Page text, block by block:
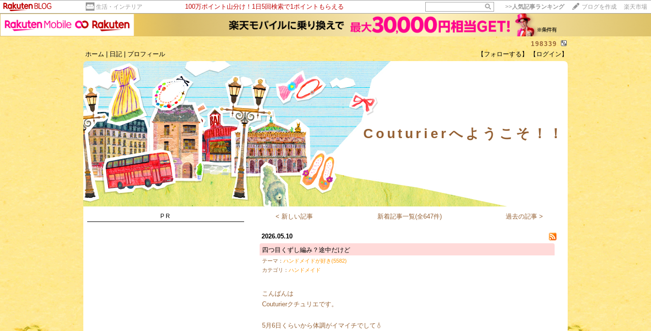
生活・インテリア 100万ポイント山分け！1日5回検索で1ポイントもらえる >>人気記事ランキング ブログを作成 楽天市場
198339
ホーム|日記 |プロフィール 【フォローする】 【ログイン】
Couturierへようこそ！！
【毎日開催】
15記事にいいね！で1ポイント
--/
PR < 新しい記事 新着記事一覧(全647件) 過去の記事 >
2026.05.10
四つ目くずし編み？途中だけど
テーマ：ハンドメイドが好き(5582)
カテゴリ：ハンドメイド
こんばんは
Couturierクチュリエです。
5月6日くらいから体調がイマイチでして💧